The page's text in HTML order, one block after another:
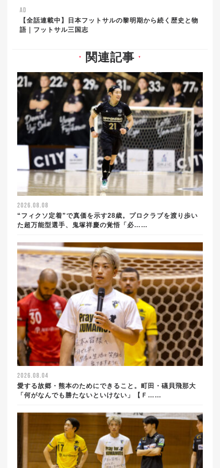
AD
【全話連載中】日本フットサルの黎明期から続く歴史と物
語｜フットサル三国志
▼ 関連記事 ▼
2026.08.08
“フィクソ定着”で真価を示す28歳。プロクラブを渡り歩い
た超万能型選手、鬼塚祥慶の覚悟「必……
2026.08.04
愛する故郷・熊本のためにできること。町田・礒貝飛那大
「何がなんでも勝たないといけない」【Ｆ……